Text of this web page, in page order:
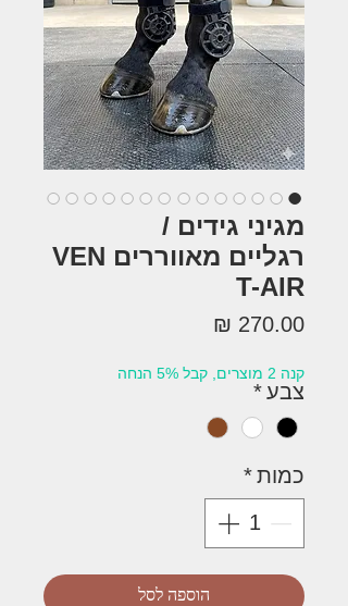
מגיני גידים /
רגליים מאווררים VEN
T-AIR
קנה 2 מוצרים, קבל 5% הנחה
צבע*
כמות*
הוספה לסל